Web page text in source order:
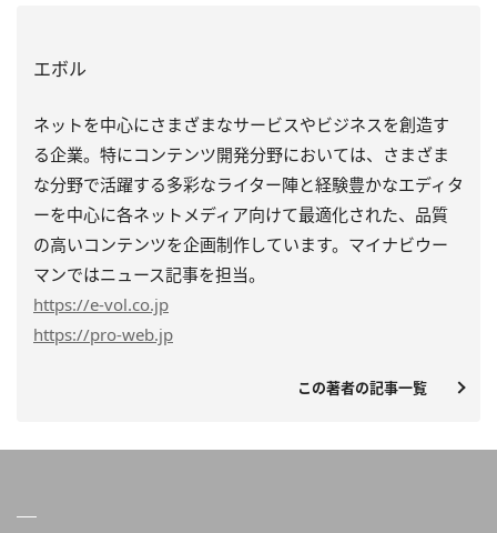
エボル
ネットを中心にさまざまなサービスやビジネスを創造す
る企業。特にコンテンツ開発分野においては、さまざま
な分野で活躍する多彩なライター陣と経験豊かなエディタ
ーを中心に各ネットメディア向けて最適化された、品質
の高いコンテンツを企画制作しています。マイナビウー
マンではニュース記事を担当。
https://e-vol.co.jp
https://pro-web.jp
この著者の記事一覧